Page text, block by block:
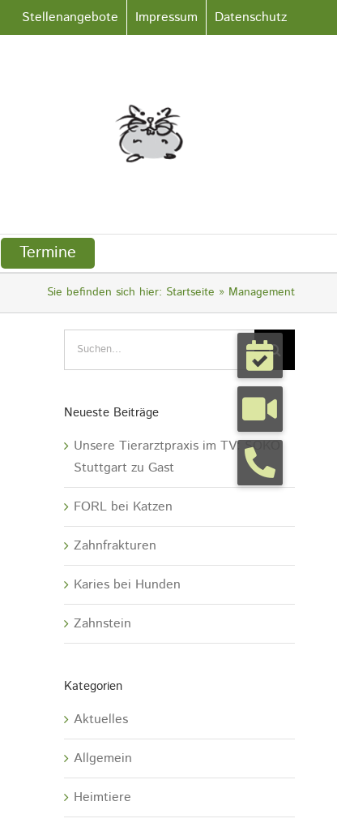
Stellenangebote Impressum Datenschutz
Termine
Sie befinden sich hier: Startseite Management
Neueste Beiträge
Unsere Tierarztpraxis im TV: SOKO
Stuttgart zu Gast
FORL bei Katzen
Zahnfrakturen
Karies bei Hunden
Zahnstein
Kategorien
Aktuelles
Allgemein
Heimtiere